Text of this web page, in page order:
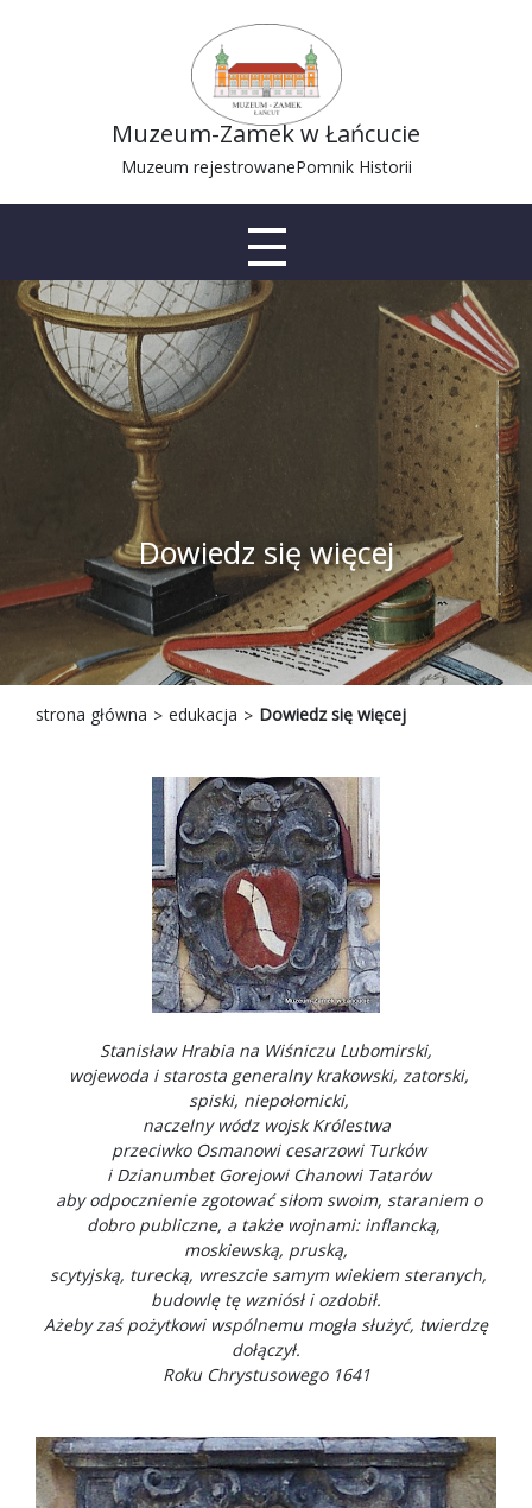
Muzeum-Zamek w Łańcucie
Muzeum rejestrowanePomnik Historii
Dowiedz się więcej
strona główna edukacja Dowiedz się więcej
Stanisław Hrabia na Wiśniczu Lubomirski,
wojewoda i starosta generalny krakowski, zatorski,
spiski, niepołomicki,
naczelny wódz wojsk Królestwa
przeciwko Osmanowi cesarzowi Turków
i Dzianumbet Gorejowi Chanowi Tatarów
aby odpocznienie zgotować siłom swoim, staraniem o
dobro publiczne, a także wojnami: inflancką,
moskiewską, pruską,
scytyjską, turecką, wreszcie samym wiekiem steranych,
budowlę tę wzniósł i ozdobił.
Ażeby zaś pożytkowi wspólnemu mogła służyć, twierdzę
dołączył.
Roku Chrystusowego 1641